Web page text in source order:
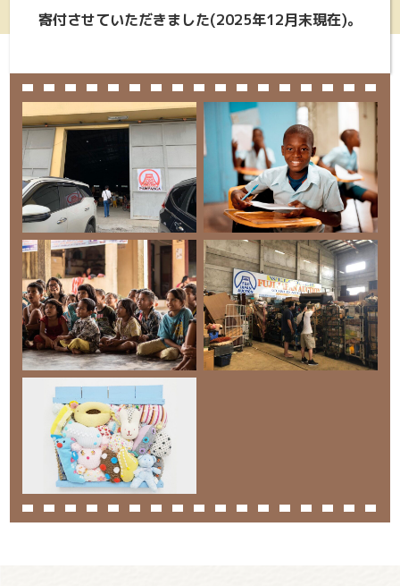
寄付させていただきました(2025年12月末現在)。